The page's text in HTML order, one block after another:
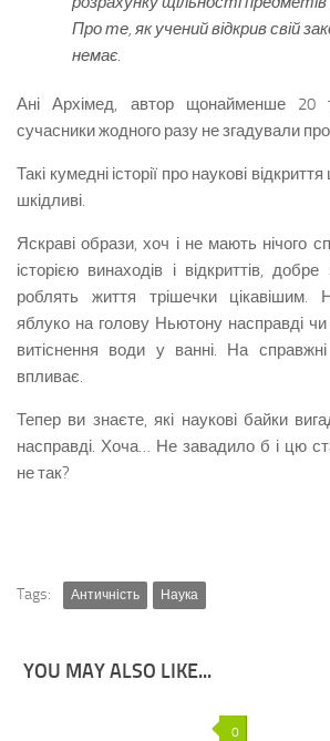
Про те, як учений відкрив свій
немає.
Ані Архімед, автор щонайменше 20
сучасники жодного разу не згадували
Такі кумедні історії про наукові
шкідливі.
Яскраві образи, хоч і не мають нічого
історією винаходів і відкриттів,
роблять життя трішечки цікавішим.
яблуко на голову Ньютону насправді
витіснення води у ванні. На
впливає.
Тепер ви знаєте, які наукові байки
насправді. Хоча… Не завадило б і цю
не так?
Tags: Античність Наука
YOU MAY ALSO LIKE...
0